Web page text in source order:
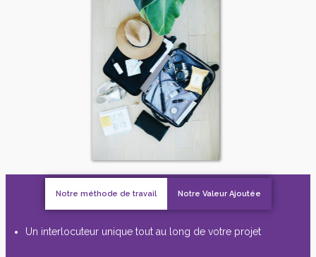
Notre méthode de travail Notre Valeur Ajoutée
Un interlocuteur unique tout au long de votre projet